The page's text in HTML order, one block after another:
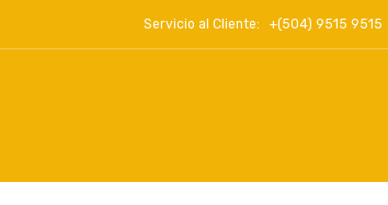
Servicio al Cliente: +(504) 9515 9515